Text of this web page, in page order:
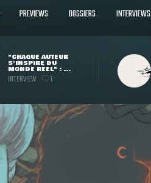
PREVIEWS DOSSIERS INTERVIEWS
"CHAQUE AUTEUR
S'INSPIRE DU
MONDE RÉEL" : ...
INTERVIEW 1